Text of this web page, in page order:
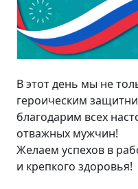
В этот день мы не
героическим
благодарим всех
отважных мужчин!
Желаем успехов в
и крепкого здоровья!